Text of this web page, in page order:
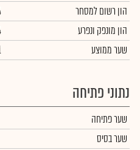
הון רשום למסחר
הון מונפק ונפרע
שער ממוצע
נתוני פתיחה
שער פתיחה
שער בסיס